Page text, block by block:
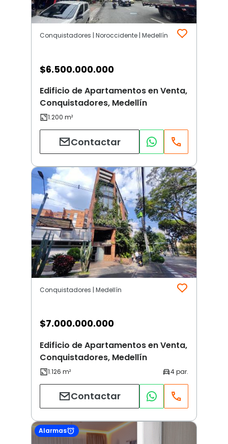
Conquistadores | Noroccidente | Medellín
$6.500.000.000
Edificio de Apartamentos en Venta,
Conquistadores, Medellín
Contactar
Conquistadores | Medellín
$7.000.000.000
Edificio de Apartamentos en Venta,
Conquistadores, Medellín
Contactar
Alarmas